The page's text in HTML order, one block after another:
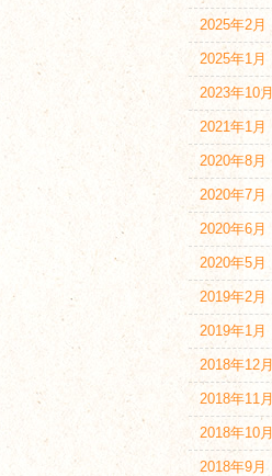
2025年2月
2025年1月
2023年10月
2021年1月
2020年8月
2020年7月
2020年6月
2020年5月
2019年2月
2019年1月
2018年12月
2018年11月
2018年10月
2018年9月